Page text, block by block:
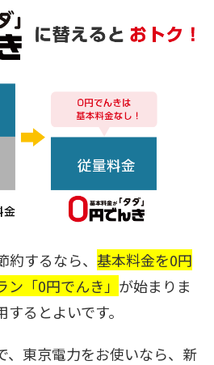
するなら、 基本料金を0円
「0円でんき」 が始まりま
るとよいです。
、東京電力をお使いなら、新